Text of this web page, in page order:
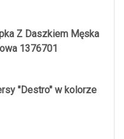
Z Daszkiem Męska
1376701
"Destro" w kolorze